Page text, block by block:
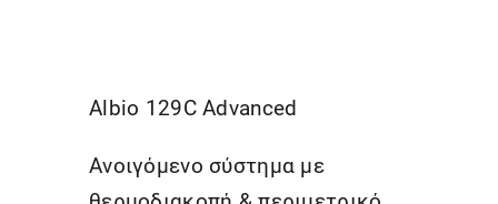
Albio 129C Advanced
Ανοιγόμενο σύστημα με